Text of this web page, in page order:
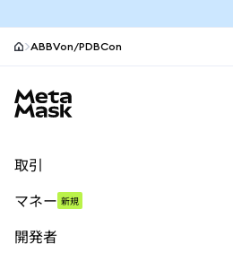
ABBVon/PDBCon
取引
パーペチュアル
マネー 新規
開発者